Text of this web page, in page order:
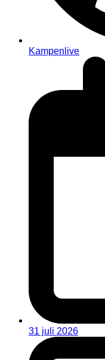
Kampenlive
31 juli 2026